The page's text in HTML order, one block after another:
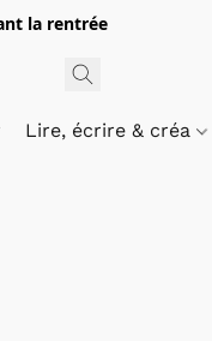
la rentrée
Lire, écrire & créa